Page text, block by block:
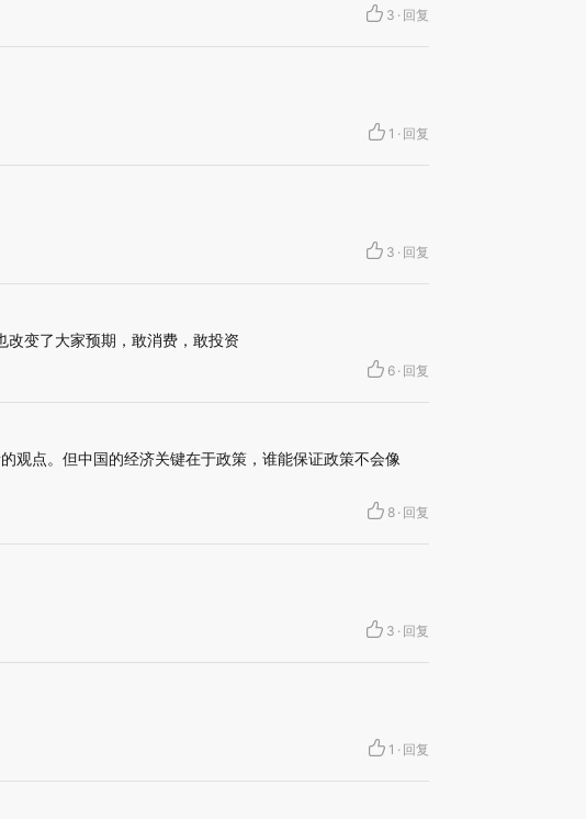
3 · 回复
1 · 回复
3 · 回复
改变了大家预期，敢消费，敢投资
6 · 回复
观点。但中国的经济关键在于政策，谁能保证政策不会像
8 · 回复
3 · 回复
1 · 回复